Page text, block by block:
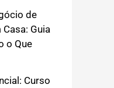
de
Guia
o Que
Curso